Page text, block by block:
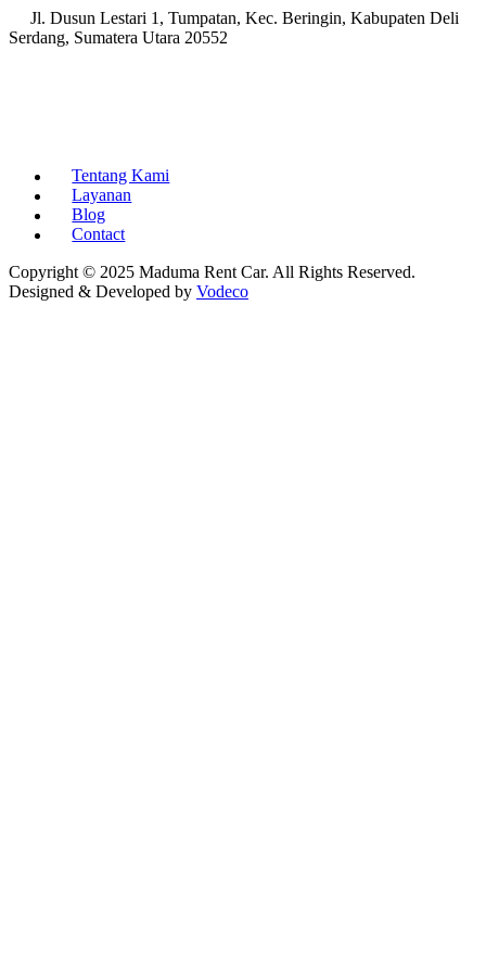
Jl. Dusun Lestari 1, Tumpatan, Kec. Beringin, Kabupaten Deli
Serdang, Sumatera Utara 20552
Tentang Kami
Layanan
Blog
Contact
Copyright © 2025 Maduma Rent Car. All Rights Reserved.
Designed & Developed by Vodeco